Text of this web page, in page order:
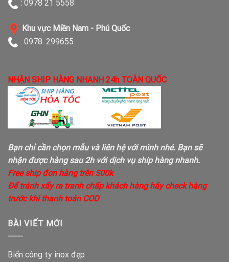
: 0978 21 5558
Khu vực Miền Nam - Phú Quốc
: 0978. 299655
NHẬN SHIP HÀNG NHANH 24h TOÀN QUỐC
Bạn chỉ cần chọn mẫu và liên hệ với mình nhé. Bạn sẽ
nhận được hàng sau 2h với dịch vụ ship hàng nhanh.
Free ship đơn hàng trên 500k
Để tránh xẩy ra tranh chấp khách hàng hãy check hàng
trước khi thanh toán COD
BÀI VIẾT MỚI
Biển công ty inox đẹp